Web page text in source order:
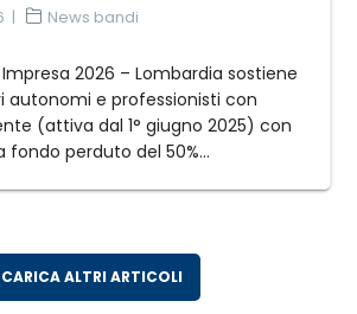
News bandi
2026 – Lombardia sostiene
autonomi e professionisti con
(attiva dal 1° giugno 2025) con
perduto del 50%...
CARICA ALTRI ARTICOLI